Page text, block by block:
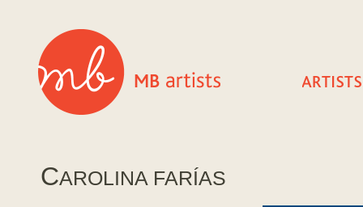
CAROLINA FARÍAS